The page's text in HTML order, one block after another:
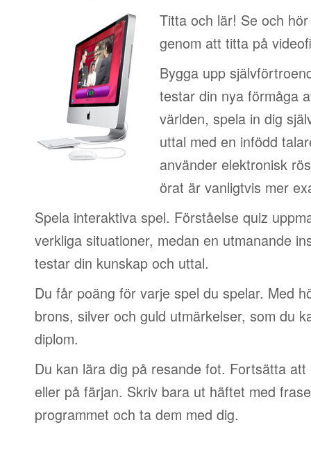
Titta och lär! Se och
genom att titta på
Bygga upp
testar din nya förmåga
världen, spela in dig
uttal med en infödd
använder elektronisk
örat är vanligtvis mer
Spela interaktiva spel. Förståelse quiz
verkliga situationer, medan en utmanande
testar din kunskap och uttal.
Du får poäng för varje spel du spelar. Med
brons, silver och guld utmärkelser, som du
diplom.
Du kan lära dig på resande fot. Fortsätta
eller på färjan. Skriv bara ut häftet med
programmet och ta dem med dig.